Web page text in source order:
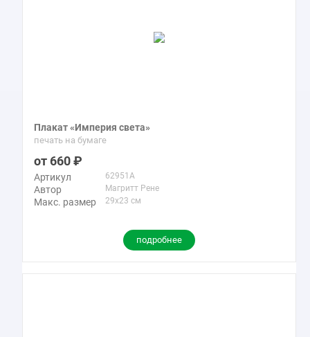
Плакат «Империя света»
печать на бумаге
660
Артикул 62951A
Автор Магритт Рене
Макс. размер 29x23 см
подробнее